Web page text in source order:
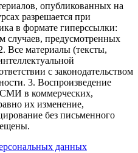
опубликованных на
разрешается при
в формате гиперссылки:
случаев, предусмотренных
Все материалы (тексты,
с законодательством
3. Воспроизведение
в коммерческих,
их изменение,
без письменного
данных